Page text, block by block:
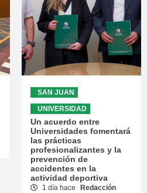
SAN JUAN
UNIVERSIDAD
Un acuerdo entre
Universidades fomentará
las prácticas
profesionalizantes y la
prevención de
accidentes en la
actividad deportiva
1 día hace
Redacción